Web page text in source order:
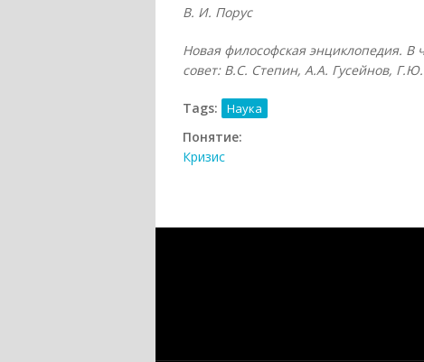
В. И. Порус
Новая философская энциклопедия.
совет: В.С. Степин, А.А. Гусейнов,
Tags: Наука
Понятие:
Кризис